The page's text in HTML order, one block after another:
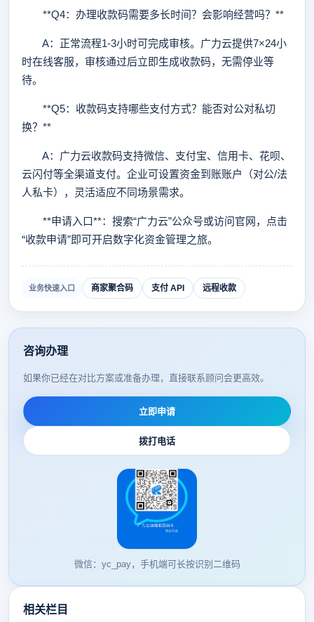
**Q4：办理收款码需要多长时间？会影响经营吗？**
A：正常流程1-3小时可完成审核。广力云提供7×24小
时在线客服，审核通过后立即生成收款码，无需停业等
待。
**Q5：收款码支持哪些支付方式？能否对公对私切
换？**
A：广力云收款码支持微信、支付宝、信用卡、花呗、
云闪付等全渠道支付。企业可设置资金到账账户（对公/法
人私卡），灵活适应不同场景需求。
**申请入口**：搜索“广力云”公众号或访问官网，点击
“收款申请”即可开启数字化资金管理之旅。
业务快速入口 商家聚合码 支付 API 远程收款
咨询办理
如果你已经在对比方案或准备办理，直接联系顾问会更高效。
立即申请
拨打电话
微信：yc_pay，手机端可长按识别二维码
相关栏目